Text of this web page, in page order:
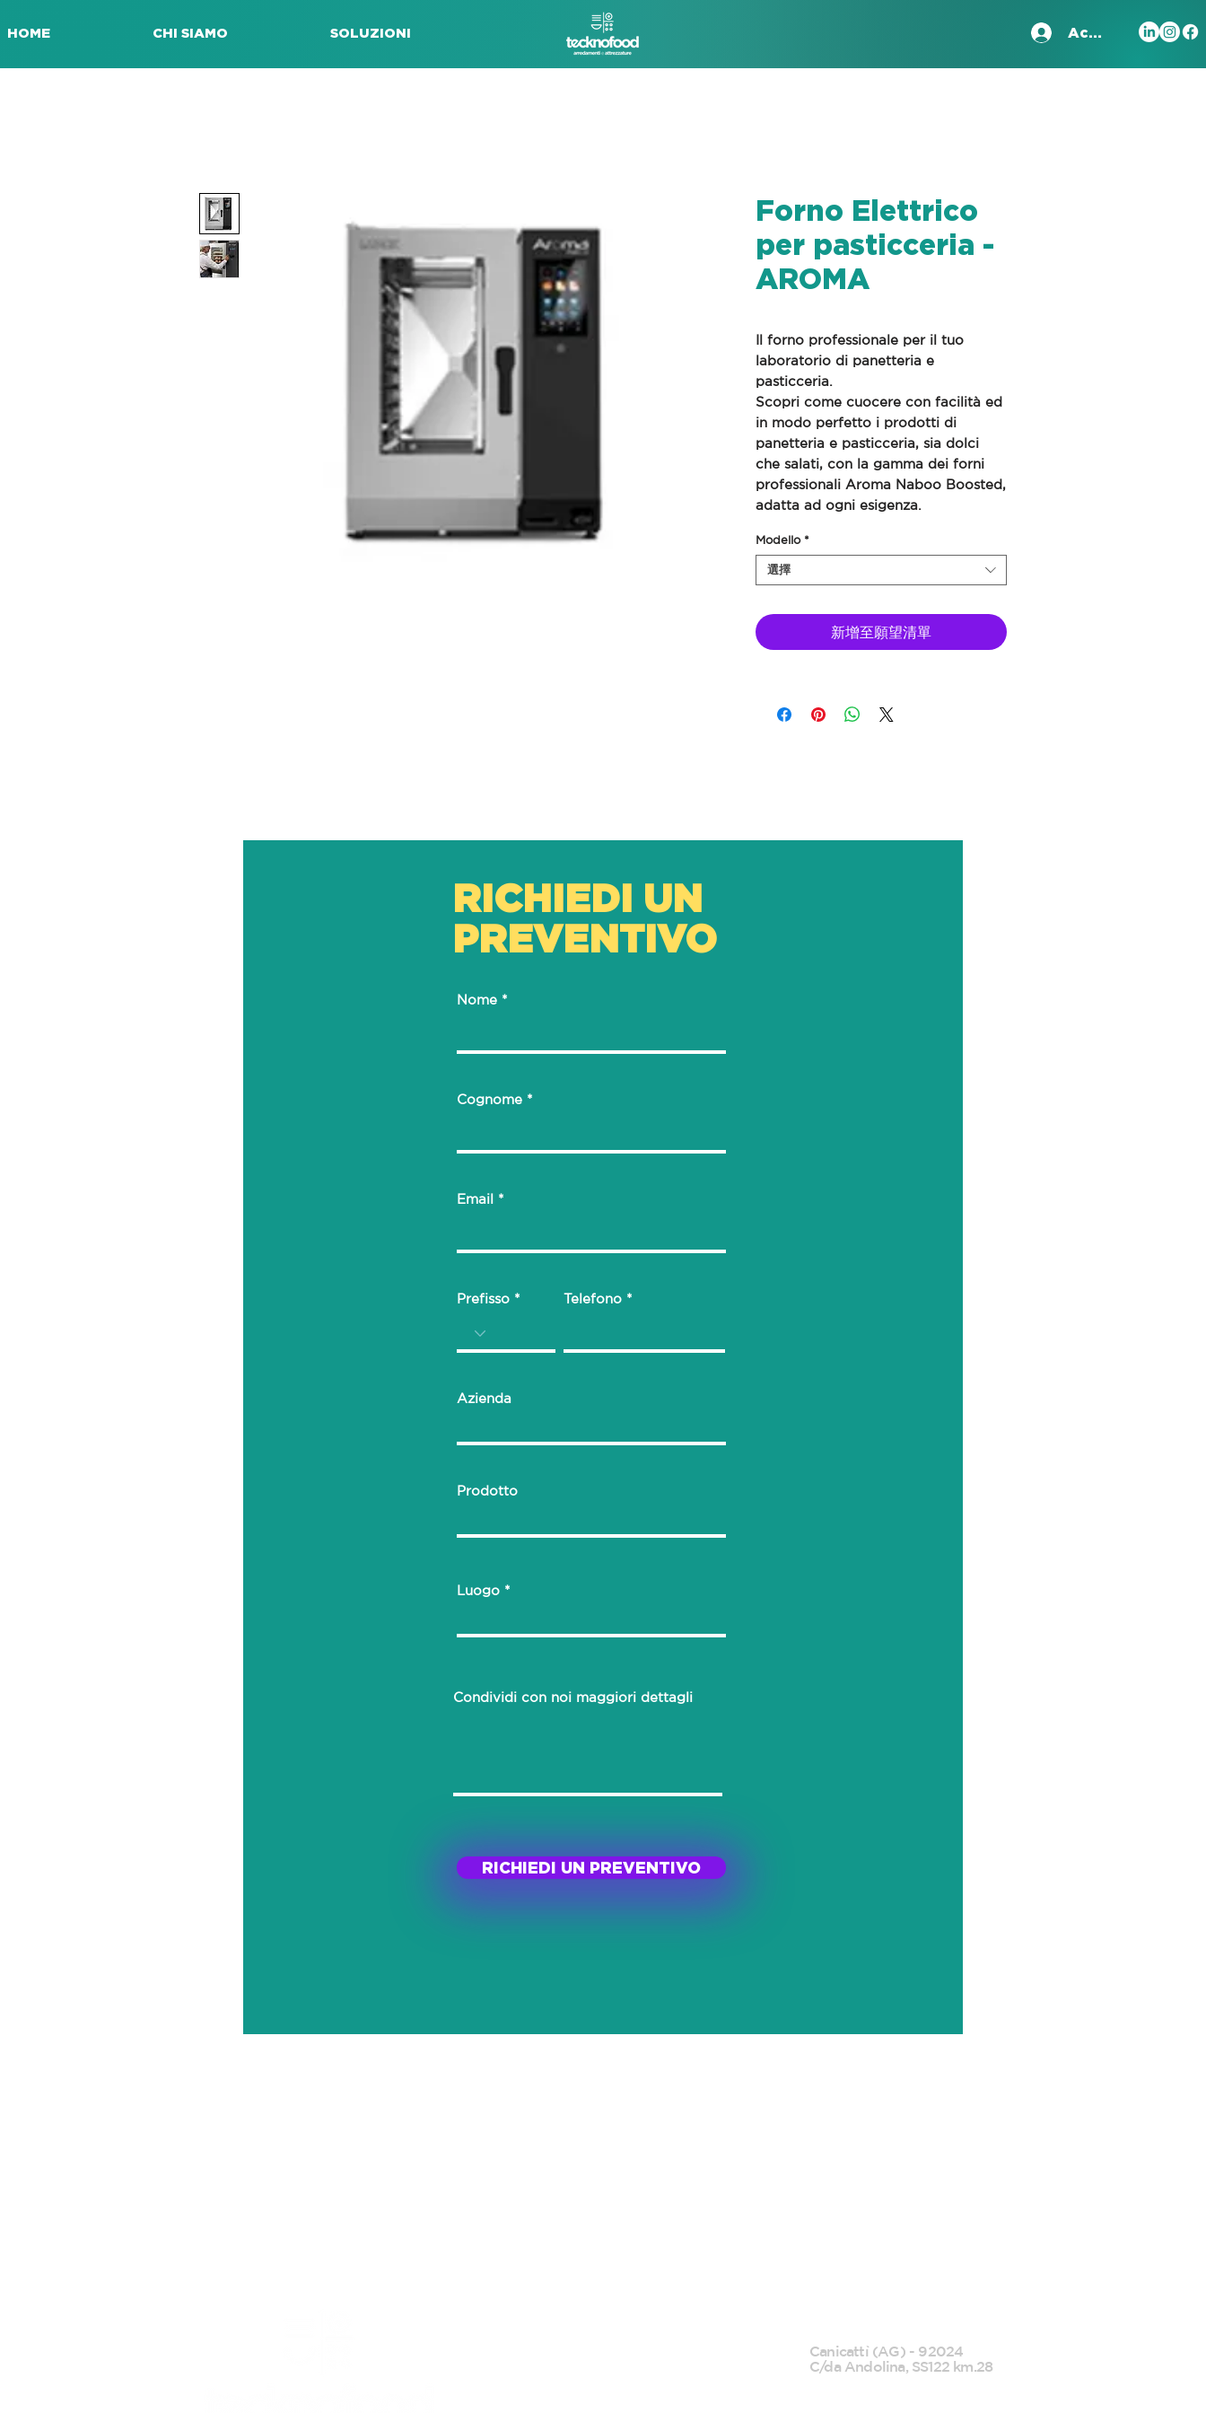
HOME CHI SIAMO SOLUZIONI Accedi
Forno Elettrico
per pasticceria -
AROMA
Il forno professionale per il tuo
laboratorio di panetteria e
pasticceria.
Scopri come cuocere con facilità ed
in modo perfetto i prodotti di
panetteria e pasticceria, sia dolci
che salati, con la gamma dei forni
professionali Aroma Naboo Boosted,
adatta ad ogni esigenza.
Modello *
選擇
新增至願望清單
RICHIEDI UN
PREVENTIVO
Nome
Cognome
Email
Prefisso Telefono
Azienda
Prodotto
Luogo
Condividi con noi maggiori dettagli
RICHIEDI UN PREVENTIVO
Canicattì (AG) - 92024
C/da Andolina, SS122 km.28